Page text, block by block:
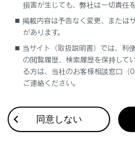
合わせて見られているページ
トランク
パワーイージーアクセスシステム／
モリーコール機能
デジタルインナーミラー
このページは役に立ちましたか
損害が生じても、弊社は一切責任
掲載内容は予告なく変更、または
があります。
当サイト（取扱説明書）では、利
の閲覧履歴、検索履歴を保持して
る方は、当社のお客様相談窓口
ご連絡ください。
同意しない